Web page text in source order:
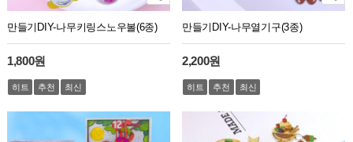
만들기DIY-나무키링스노우볼(6종)
1,800원
히트 추천 최신
만들기DIY-나무열기구(3종)
2,200원
히트 추천 최신